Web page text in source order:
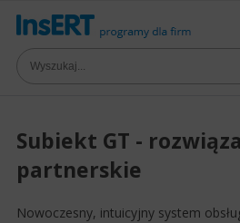
Subiekt GT -
partnerskie
Nowoczesny, intuicyjny system